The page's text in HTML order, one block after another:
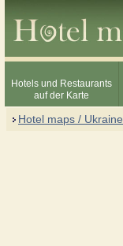
Hotels und Restaurants
auf der Karte
Hotel maps / Ukraine